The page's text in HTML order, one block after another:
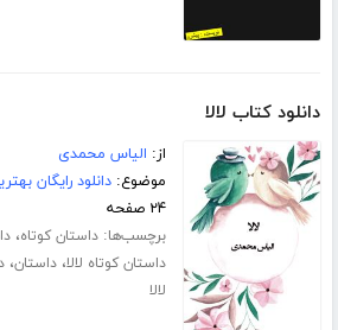
دانلود کتاب لالا
از: الیاس محمدی
موضوع:دانلود رایگان
۲۴ صفحه
برچسب‌ها:داستان کوتاه،
داستان کوتاه لالا،داستان،
لالا